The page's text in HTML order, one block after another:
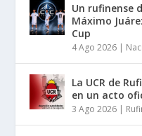
Un rufinense
Máximo
Cup
4 Ago 2026 |
La UCR de
en un acto
3 Ago 2026 |